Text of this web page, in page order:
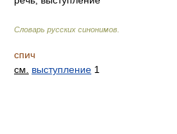
Словарь русских синонимов
спич
см.
выступление 1